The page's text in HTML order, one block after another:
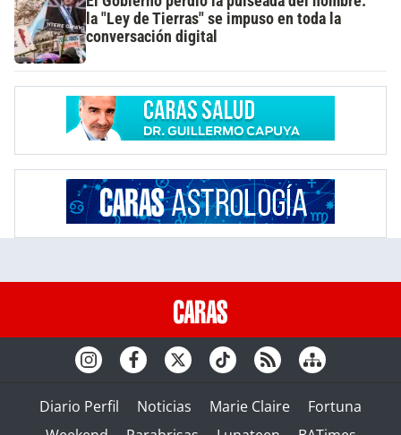
la "Ley de Tierras" se impuso en toda la
conversación digital
Diario Perfil Noticias Marie Claire
Fortuna